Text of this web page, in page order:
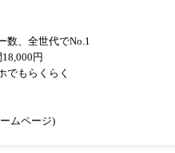
数、全世代でNo.1
円
でもらくらく
ムページ)